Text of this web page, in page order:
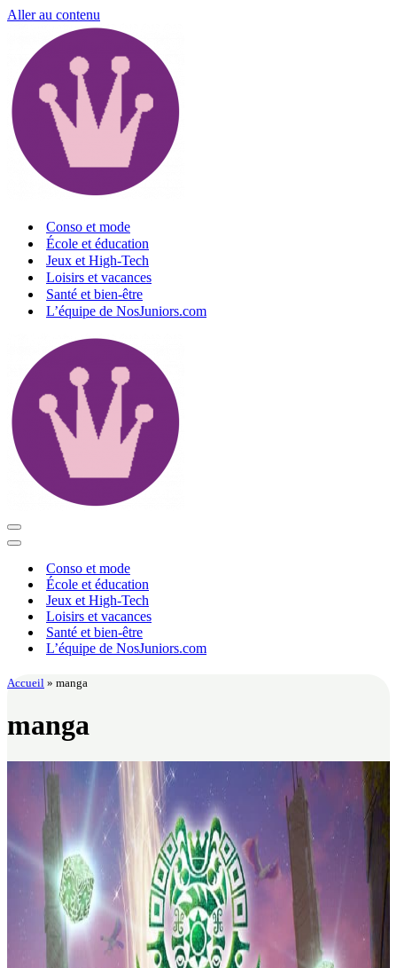
Aller au contenu
Conso et mode
École et éducation
Jeux et High-Tech
Loisirs et vacances
Santé et bien-être
L’équipe de NosJuniors.com
Menu
de
Menu
navigationConso et mode
École et éducation
Jeux et High-Tech
Loisirs et vacances
Santé et bien-être
L’équipe de NosJuniors.com
Accueil » manga
manga